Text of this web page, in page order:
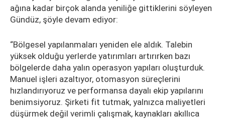
ağına kadar birçok alanda yeniliğe gittiklerini söyleyen
Gündüz, şöyle devam ediyor:
“Bölgesel yapılanmaları yeniden ele aldık. Talebin
yüksek olduğu yerlerde yatırımları artırırken bazı
bölgelerde daha yalın operasyon yapıları oluşturduk.
Manuel işleri azaltıyor, otomasyon süreçlerini
hızlandırıyoruz ve performansa dayalı ekip yapılarını
benimsiyoruz. Şirketi fit tutmak, yalnızca maliyetleri
düşürmek değil verimli çalışmak, kaynakları akıllıca